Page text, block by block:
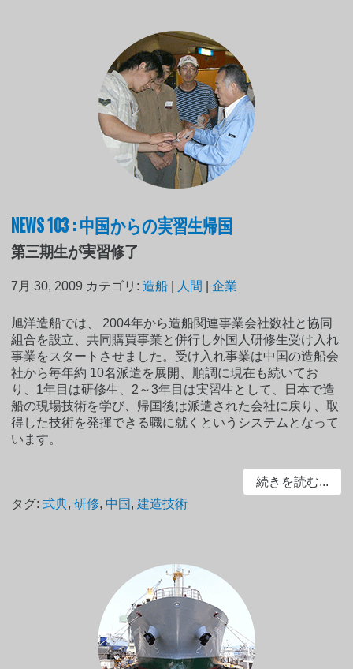
NEWS 103 : 中国からの実習生帰国
第三期生が実習修了
7月 30, 2009 カテゴリ:造船 人間 |企業
旭洋造船では、 2004年から造船関連事業会社数社と協同
組合を設立、共同購買事業と併行し外国人研修生受け入れ
事業をスタートさせました。受け入れ事業は中国の造船会
社から毎年約 10名派遣を展開、順調に現在も続いてお
り、1年目は研修生、2～3年目は実習生として、日本で造
船の現場技術を学び、帰国後は派遣された会社に戻り、取
得した技術を発揮できる職に就くというシステムとなって
います。
続きを読む...
タグ:式典,研修, 中国 ,建造技術